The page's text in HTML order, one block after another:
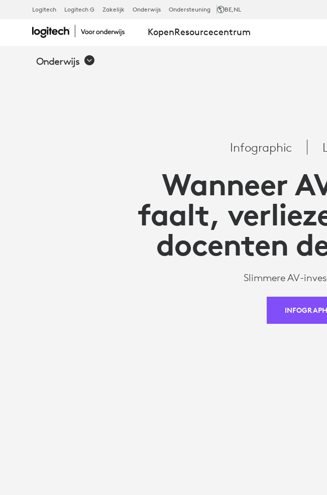
AVIXA
TECHNOLOGIE
LOGITECH
Logitech Logitech G Zakelijk Onderwijs Ondersteuning BE,NL
KopenResourcecentrum
Onderwijs
Infographic
Wanneer
faalt,
docenten
Slimmere AV-